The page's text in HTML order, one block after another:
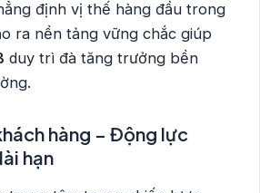
định vị thế hàng đầu trong
ra nền tảng vững chắc giúp
duy trì đà tăng trưởng bền
hàng – Động lực
hạn